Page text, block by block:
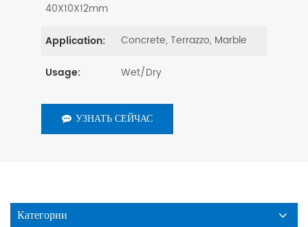
40X10X12mm
Application: Concrete, Terrazzo, Marble
Usage: Wet/Dry
УЗНАТЬ СЕЙЧАС
Категории